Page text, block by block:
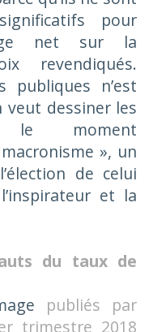
pour
net sur la
revendiqués.
publiques n’est
veut dessiner les
le moment
», un
de celui
et la
du taux de
publiés par
trimestre 2018